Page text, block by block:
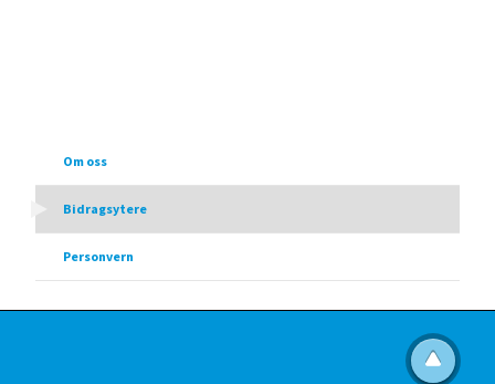
Om oss
Bidragsytere
Personvern